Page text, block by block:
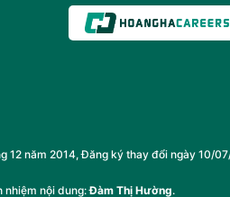
12 năm 2014, Đăng ký thay đổi ngày 10/
nhiệm nội dung:Đàm Thị Hường.